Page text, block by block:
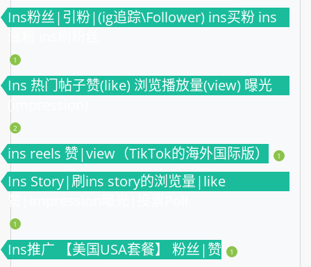
Ins粉丝|引粉|(ig追踪\Follower) ins买粉 ins
涨粉 ins刷粉丝
1
Ins 热门帖子赞(like) 浏览播放量(view) 曝光
(impression)
2
ins reels 赞|view（TikTok的海外国际版） 1
Ins Story|刷ins story的浏览量|like
赞|impression曝光|投票Poll
1
Ins推广 【美国USA套餐】 粉丝|赞 1